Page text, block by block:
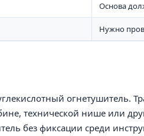
Основа
Нужно
огнетушитель.
технической нише или
без фиксации среди